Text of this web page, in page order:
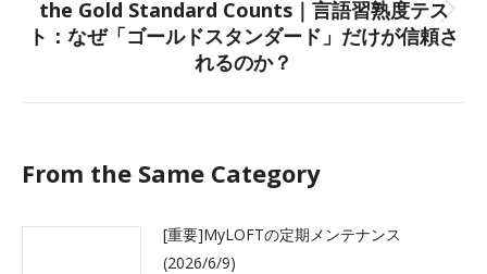
Next
post:
the Gold Standard Counts｜言語習熟度テス
ト：なぜ「ゴールドスタンダード」だけが信頼さ
れるのか？
From the Same Category
[重要]MyLOFTの定期メンテナンス
(2026/6/9)